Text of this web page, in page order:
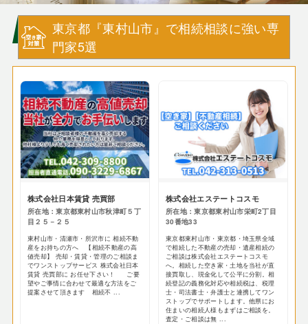
東京都『東村山市』で相続相談に強い専
門家5選
株式会社日本賃貸 売買部
所在地：東京都東村山市秋津町５丁
目２５－２５
東村山市・清瀬市・所沢市に 相続不動
産をお持ちの方へ 【相続不動産の高
値売却】 売却・賃貸・管理のご相談ま
でワンストップサービス 株式会社日本
賃貸 売買部に お任せ下さい！ ご要
望やご事情に合わせて最適な方法をご
提案させて頂きます 相続不 ...
株式会社エステートコスモ
所在地：東京都東村山市栄町2丁目
30番地33
東京都東村山市・東京都・埼玉県全域
で相続した不動産の売却・遺産相続の
ご相談は株式会社エステートコスモ
へ。相続した空き家・土地を当社が直
接買取し、現金化して公平に分割。相
続登記の義務化対応や相続税は、税理
士・司法書士・弁護士と連携してワン
ストップでサポートします。他県にお
住まいの相続人様もまずはご相談を。
査定・ご相談は無 ...